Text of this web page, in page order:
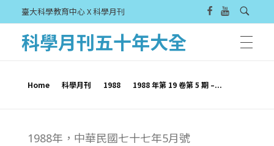
臺大科學教育中心 X 科學月刊
科學月刊五十年大全
Home 科學月刊 1988 1988 年第 19 卷第 5 期 –...
1
1988年，中華民國七十七年5月號